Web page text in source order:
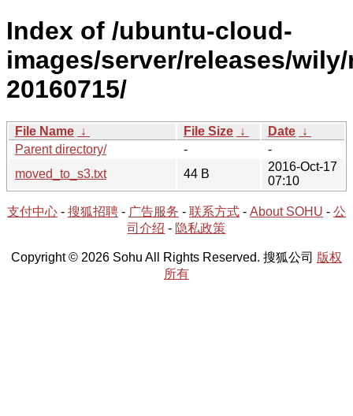
Index of /ubuntu-cloud-
images/server/releases/
20160715/
File Name ↓ File Size ↓ Date ↓
Parent directory/
-
-
moved_to_s3.txt
44 B
2016-Oct-17
07:10
支付中心 - 搜狐招聘 - 广告服务 - 联系方式 - About SOHU - 公
司介绍 - 隐私政策
Copyright © 2026 Sohu All Rights Reserved. 搜狐公司 版权
所有